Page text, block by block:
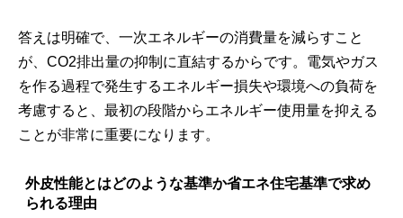
答えは明確で、一次エネルギーの消費量を減らすこと
が、CO2排出量の抑制に直結するからです。電気やガス
を作る過程で発生するエネルギー損失や環境への負荷を
考慮すると、最初の段階からエネルギー使用量を抑える
ことが非常に重要になります。
外皮性能とはどのような基準か省エネ住宅基準で求め
られる理由